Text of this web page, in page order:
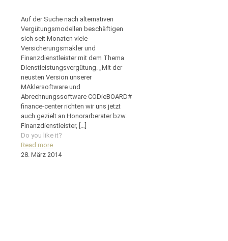
Auf der Suche nach alternativen
Vergütungsmodellen beschäftigen
sich seit Monaten viele
Versicherungsmakler und
Finanzdienstleister mit dem Thema
Dienstleistungsvergütung. „Mit der
neusten Version unserer
MAklersoftware und
Abrechnungssoftware CODieBOARD#
finance-center richten wir uns jetzt
auch gezielt an Honorarberater bzw.
Finanzdienstleister, […]
Do you like it?
Read more
28. März 2014